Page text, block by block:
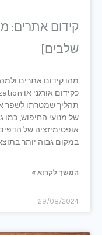
שלבים]
מהו קידום אתרים ולמה
תהליך שמטרתו לשפר את
של מנועי החיפוש, כמו
אופטימיזציה של הדפים
במקום גבוה יותר בתוצאות
המשך לקרוא »
29/08/2024